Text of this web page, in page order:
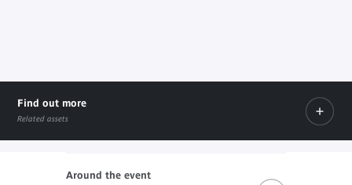
Find out more
Related assets
Around the event